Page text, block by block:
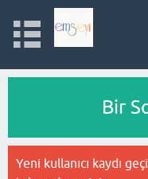
Bir
Yeni kullanıcı kaydı